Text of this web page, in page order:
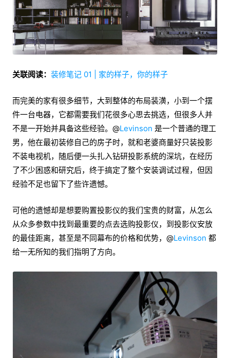
关联阅读： 装修笔记 01 | 家的样子，你的样子
而完美的家有很多细节，大到整体的布局装潢，小到一个摆
件一台电器，它都需要我们花很多心思去挑选，但很多人并
不是一开始并具备这些经验。@Levinson 是一个普通的理工
男，他在最初装修自己的房子时，就和老婆商量好只装投影
不装电视机，随后便一头扎入钻研投影系统的深坑，在经历
了不少困惑和研究后，终于搞定了整个安装调试过程，但因
经验不足也留下了些许遗憾。
可他的遗憾却是想要购置投影仪的我们宝贵的财富，从怎么
从众多参数中找到最重要的点去选购投影仪，到投影仪安放
的最佳距离，甚至是不同幕布的价格和优势，@Levinson 都
给一无所知的我们指明了方向。